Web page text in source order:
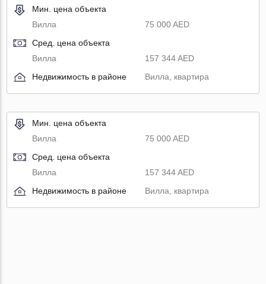
Мин. цена объекта
Вилла
75 000 AED
Сред. цена объекта
Вилла
157 344 AED
Недвижимость в районе
Вилла, квартира
Мин. цена объекта
Вилла
75 000 AED
Сред. цена объекта
Вилла
157 344 AED
Недвижимость в районе
Вилла, квартира